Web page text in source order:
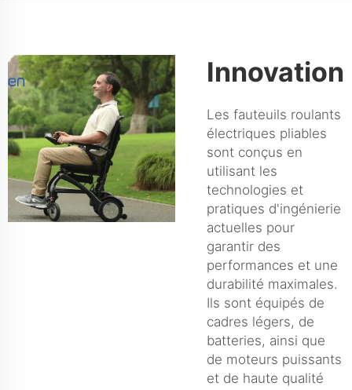
Innovation
Les fauteuils roulants
électriques pliables
sont conçus en
utilisant les
technologies et
pratiques d'ingénierie
actuelles pour
garantir des
performances et une
durabilité maximales.
Ils sont équipés de
cadres légers, de
batteries, ainsi que
de moteurs puissants
et de haute qualité